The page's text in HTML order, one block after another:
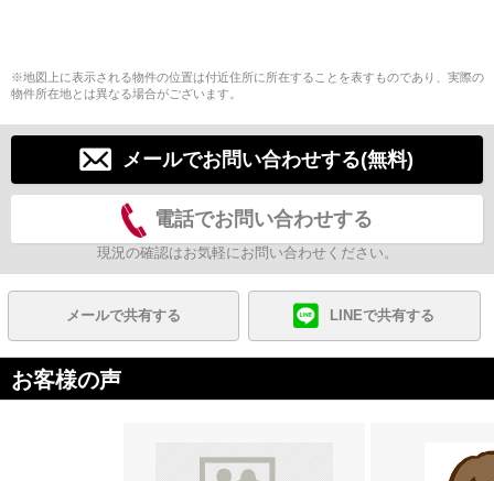
※地図上に表示される物件の位置は付近住所に所在することを表すものであり、実際の
物件所在地とは異なる場合がございます。
メールでお問い合わせする(無料)
電話でお問い合わせする
現況の確認はお気軽にお問い合わせください。
メールで共有する LINEで共有する
お客様の声